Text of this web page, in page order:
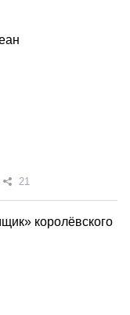
21
королёвского